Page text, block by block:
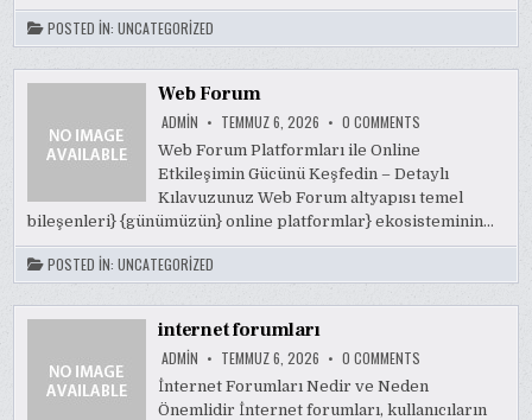
POSTED IN:UNCATEGORIZED
Web Forum
ADMIN TEMMUZ 6, 2026 0 COMMENTS
Web Forum Platformları ile Online
Etkileşimin Gücünü Keşfedin – Detaylı
Kılavuzunuz Web Forum altyapısı temel
bileşenleri} {günümüzün} online platformlar} ekosisteminin…
POSTED IN:UNCATEGORIZED
internet forumları
ADMIN TEMMUZ 6, 2026 0 COMMENTS
FORUMLARI
İnternet Forumları Nedir ve Neden
Önemlidir İnternet forumları, kullanıcıların